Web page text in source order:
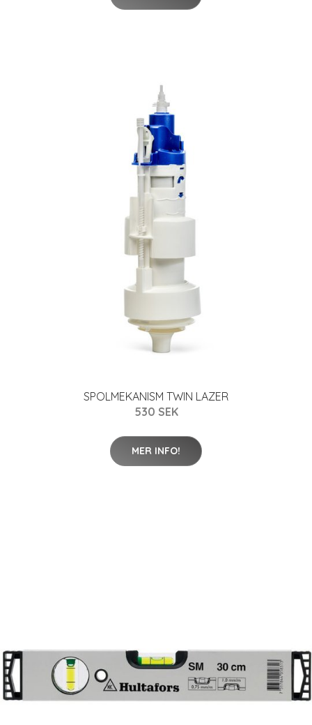
SPOLMEKANISM TWIN LAZER
530 SEK
MER INFO!